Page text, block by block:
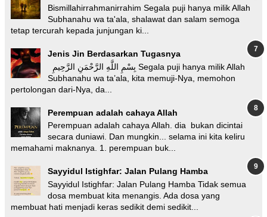
Bismillahirrahmanirrahim Segala puji hanya milik Allah
Subhanahu wa ta'ala, shalawat dan salam semoga
tetap tercurah kepada junjungan ki...
Jenis Jin Berdasarkan Tugasnya
Subhanahu wa ta’ala, kita memuji-Nya, memohon
pertolongan dari-Nya, da...
Perempuan adalah cahaya Allah
Perempuan adalah cahaya Allah. dia bukan dicintai
secara duniawi. Dan mungkin... selama ini kita keliru
memahami maknanya. 1. perempuan buk...
Sayyidul Istighfar: Jalan Pulang Hamba
Sayyidul Istighfar: Jalan Pulang Hamba Tidak semua
dosa membuat kita menangis. Ada dosa yang
membuat hati menjadi keras sedikit demi sedikit...